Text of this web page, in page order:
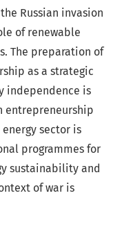
Russian invasion
of renewable
The preparation of
as a strategic
independence is
entrepreneurship
sector is
programmes for
sustainability and
of war is